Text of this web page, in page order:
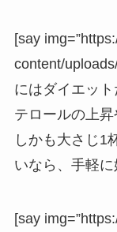
[say
content/
にはダイエッ
テロールの上
しかも大さじ1
いなら、手軽
[say